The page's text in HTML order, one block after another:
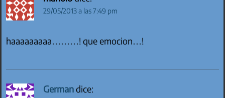
29/05/2013 a las 7:49 pm
haaaaaaaaa………! que emocion…!
Germandice: